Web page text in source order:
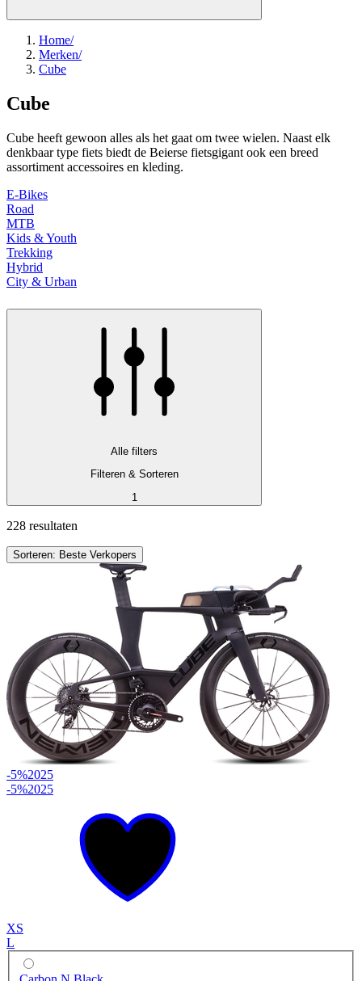
Home/
Merken/
Cube
Cube
Cube heeft gewoon alles als het gaat om twee wielen. Naast elk
denkbaar type fiets biedt de Beierse fietsgigant ook een breed
assortiment accessoires en kleding.
E-Bikes
Road
MTB
Kids & Youth
Trekking
Hybrid
City & Urban
Alle filters
Filteren & Sorteren
1
228 resultaten
Sorteren: Beste Verkopers
-5%2025
-5%2025
XS
L